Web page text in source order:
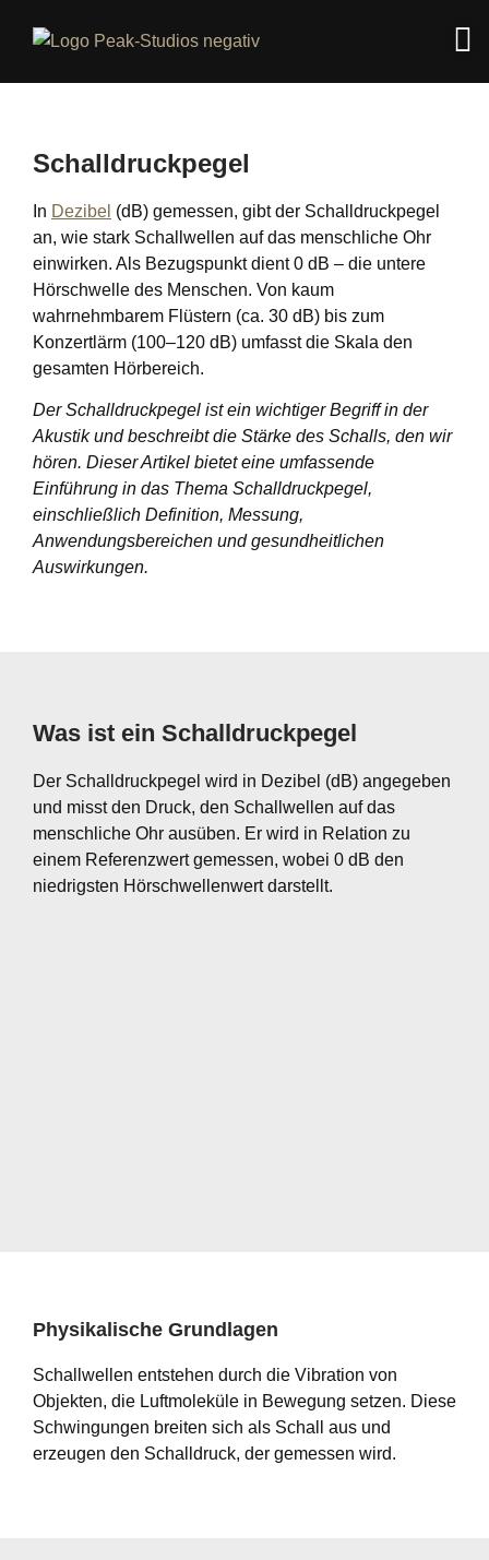
Schalldruckpegel
In Dezibel (dB) gemessen, gibt der Schalldruckpegel
an, wie stark Schallwellen auf das menschliche Ohr
einwirken. Als Bezugspunkt dient 0 dB – die untere
Hörschwelle des Menschen. Von kaum
wahrnehmbarem Flüstern (ca. 30 dB) bis zum
Konzertlärm (100–120 dB) umfasst die Skala den
gesamten Hörbereich.
Der Schalldruckpegel ist ein wichtiger Begriff in der
Akustik und beschreibt die Stärke des Schalls, den wir
hören. Dieser Artikel bietet eine umfassende
Einführung in das Thema Schalldruckpegel,
einschließlich Definition, Messung,
Anwendungsbereichen und gesundheitlichen
Auswirkungen.
Was ist ein Schalldruckpegel
Der Schalldruckpegel wird in Dezibel (dB) angegeben
und misst den Druck, den Schallwellen auf das
menschliche Ohr ausüben. Er wird in Relation zu
einem Referenzwert gemessen, wobei 0 dB den
niedrigsten Hörschwellenwert darstellt.
Physikalische Grundlagen
Schallwellen entstehen durch die Vibration von
Objekten, die Luftmoleküle in Bewegung setzen. Diese
Schwingungen breiten sich als Schall aus und
erzeugen den Schalldruck, der gemessen wird.